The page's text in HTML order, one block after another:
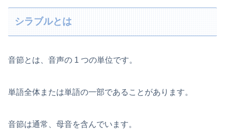
シラブルとは
音節とは、音声の 1 つの単位です。
単語全体または単語の一部であることがあります。
音節は通常、母音を含んでいます。